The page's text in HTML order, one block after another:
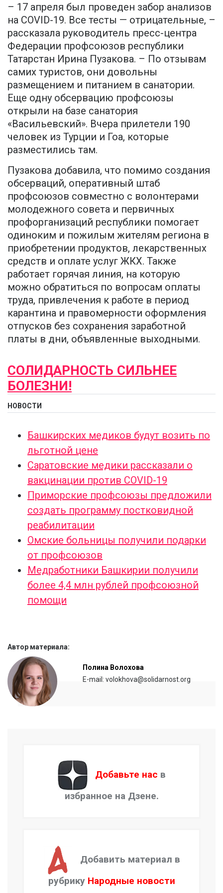
– 17 апреля был проведен забор анализов
на COVID-19. Все тесты — отрицательные, –
рассказала руководитель пресс-центра
Федерации профсоюзов республики
Татарстан Ирина Пузакова. – По отзывам
самих туристов, они довольны
размещением и питанием в санатории.
Еще одну обсервацию профсоюзы
открыли на базе санатория
«Васильевский». Вчера прилетели 190
человек из Турции и Гоa, которые
разместились там.
Пузакова добавила, что помимо создания
обсерваций, оперативный штаб
профсоюзов совместно с волонтерами
молодежного совета и первичных
профорганизаций республики помогает
одиноким и пожилым жителям региона в
приобретении продуктов, лекарственных
средств и оплате услуг ЖКХ. Также
работает горячая линия, на которую
можно обратиться по вопросам оплаты
труда, привлечения к работе в период
карантина и правомерности оформления
отпусков без сохранения заработной
платы в дни, объявленные выходными.
СОЛИДАРНОСТЬ СИЛЬНЕЕ
БОЛЕЗНИ!
НОВОСТИ
Башкирских медиков будут возить по
льготной цене
Саратовские медики рассказали о
вакцинации против COVID-19
Приморские профсоюзы предложили
создать программу постковидной
реабилитации
Омские больницы получили подарки
от профсоюзов
Медработники Башкирии получили
более 4,4 млн рублей профсоюзной
помощи
Автор материала:
Полина Волохова
E-mail: volokhova@solidarnost.org
Добавьте нас в
избранное на Дзене.
Добавить материал в
рубрику Народные новости